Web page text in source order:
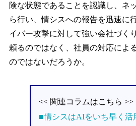
険な状態であることを認識し、ネ
ら行い、情シスへの報告を迅速に
イバー攻撃に対して強い会社づく
頼るのではなく、社員の対応によ
のではないだろうか。
<< 関連コラムはこちら >>
■情シスはAIをいち早く活